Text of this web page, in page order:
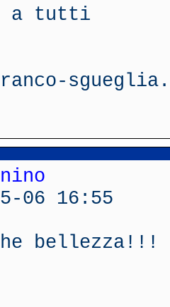
a tutti
06 16:55
bellezza!!!